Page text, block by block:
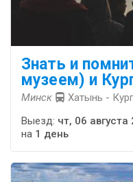
Знать и
музеем) и
Минск Хатынь -
Выезд: чт, 06 августа
на 1 день